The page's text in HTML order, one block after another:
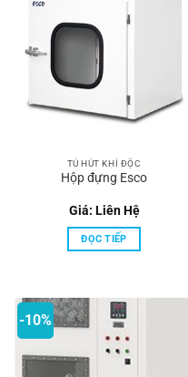
TỦ HÚT KHÍ ĐỘC
Hộp đựng Esco
Giá: Liên Hệ
ĐỌC TIẾP
-10%